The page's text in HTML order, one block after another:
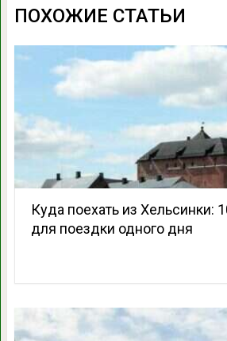
ПОХОЖИЕ СТАТЬИ
Куда поехать из Хельсинки:
для поездки одного дня